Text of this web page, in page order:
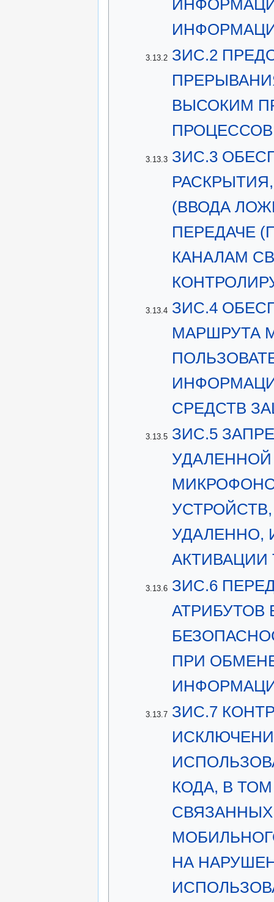
3.13.2 ЗИС.2
ВЫСОКИМ
3.13.3 ЗИС.3
(ВВОДА
ПЕРЕДАЧЕ
КАНАЛАМ
3.13.4 ЗИС.4
МАРШРУТА
СРЕДСТВ
3.13.5 ЗИС.5
УДАЛЕННОЙ
УДАЛЕННО,
АКТИВАЦИИ
3.13.6 ЗИС.6
АТРИБУТОВ
ПРИ
3.13.7 ЗИС.7
КОДА, В
НА